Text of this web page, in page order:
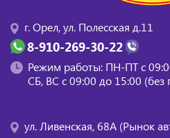
г. Орел, ул. Полесская д.11
8-910-269-30-22
Режим работы: ПН-ПТ с
СБ, BC с 09:00 до 15:00 (без
ул. Ливенская, 68А (Рынок